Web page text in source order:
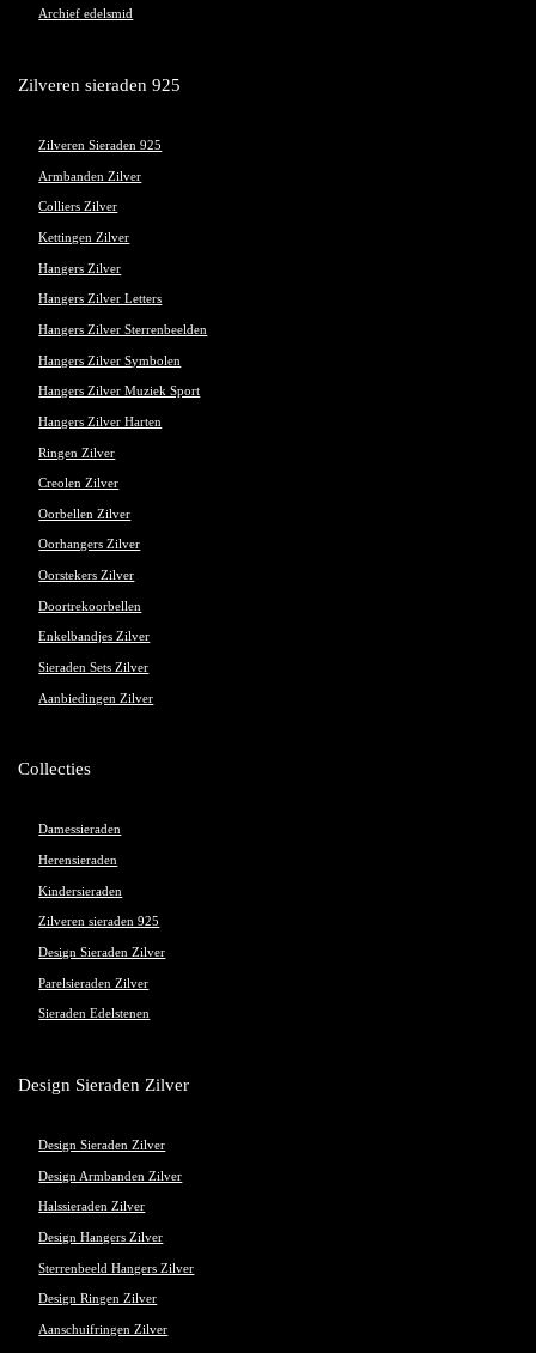
Archief edelsmid
Zilveren sieraden 925
Zilveren Sieraden 925
Armbanden Zilver
Colliers Zilver
Kettingen Zilver
Hangers Zilver
Hangers Zilver Letters
Hangers Zilver Sterrenbeelden
Hangers Zilver Symbolen
Hangers Zilver Muziek Sport
Hangers Zilver Harten
Ringen Zilver
Creolen Zilver
Oorbellen Zilver
Oorhangers Zilver
Oorstekers Zilver
Doortrekoorbellen
Enkelbandjes Zilver
Sieraden Sets Zilver
Aanbiedingen Zilver
Collecties
Damessieraden
Herensieraden
Kindersieraden
Zilveren sieraden 925
Design Sieraden Zilver
Parelsieraden Zilver
Sieraden Edelstenen
Design Sieraden Zilver
Design Sieraden Zilver
Design Armbanden Zilver
Halssieraden Zilver
Design Hangers Zilver
Sterrenbeeld Hangers Zilver
Design Ringen Zilver
Aanschuifringen Zilver